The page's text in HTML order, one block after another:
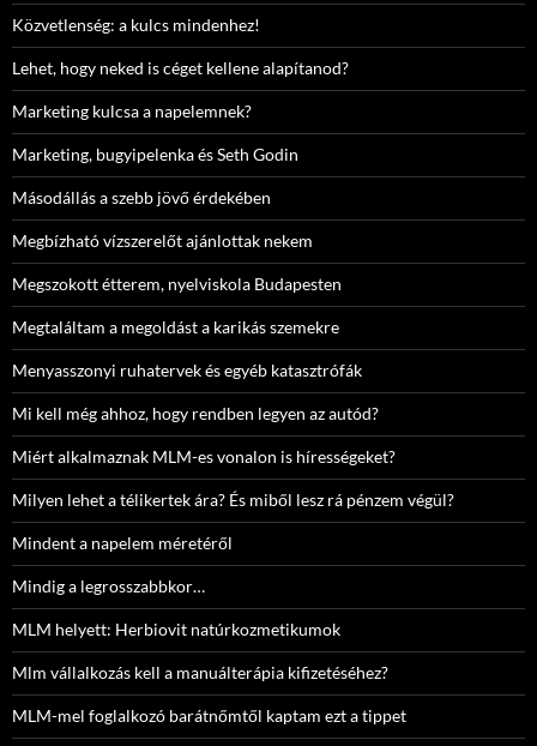
Közvetlenség: a kulcs mindenhez!
Lehet, hogy neked is céget kellene alapítanod?
Marketing kulcsa a napelemnek?
Marketing, bugyipelenka és Seth Godin
Másodállás a szebb jövő érdekében
Megbízható vízszerelőt ajánlottak nekem
Megszokott étterem, nyelviskola Budapesten
Megtaláltam a megoldást a karikás szemekre
Menyasszonyi ruhatervek és egyéb katasztrófák
Mi kell még ahhoz, hogy rendben legyen az autód?
Miért alkalmaznak MLM-es vonalon is hírességeket?
Milyen lehet a télikertek ára? És miből lesz rá pénzem végül?
Mindent a napelem méretéről
Mindig a legrosszabbkor…
MLM helyett: Herbiovit natúrkozmetikumok
Mlm vállalkozás kell a manuálterápia kifizetéséhez?
MLM-mel foglalkozó barátnőmtől kaptam ezt a tippet